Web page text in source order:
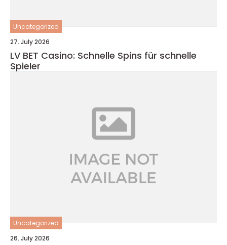
Uncategorized
27. July 2026
LV BET Casino: Schnelle Spins für schnelle
Spieler
Uncategorized
26. July 2026